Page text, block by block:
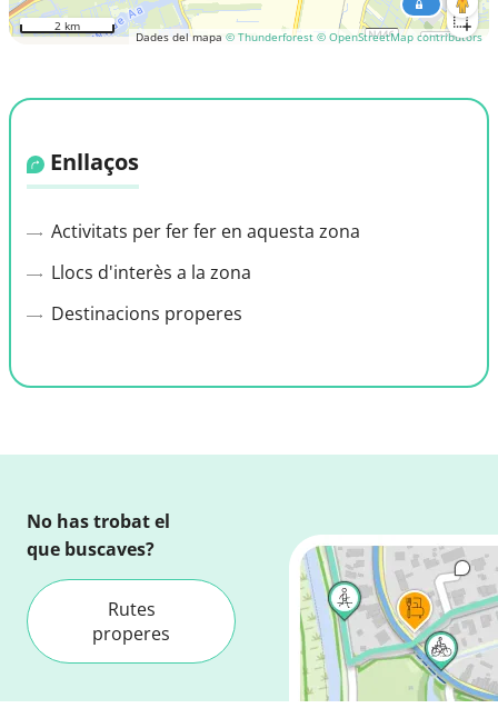
Dades del mapa © Thunderforest © OpenStreetMap contributors
2 km
Enllaços
Activitats per fer fer en aquesta zona
Llocs d'interès a la zona
Destinacions properes
No has trobat el
que buscaves?
Rutes
properes